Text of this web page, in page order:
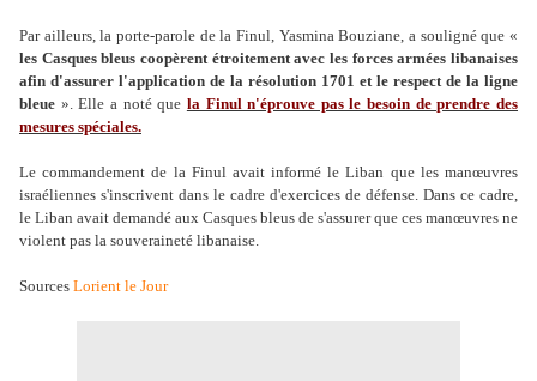
Par ailleurs, la porte-parole de la Finul, Yasmina Bouziane, a souligné que «
les Casques bleus coopèrent étroitement avec les forces armées libanaises
afin d'assurer l'application de la résolution 1701 et le respect de la ligne
bleue ». Elle a noté que la Finul n'éprouve pas le besoin de prendre des
mesures spéciales.
Le commandement de la Finul avait informé le Liban que les manœuvres
israéliennes s'inscrivent dans le cadre d'exercices de défense. Dans ce cadre,
le Liban avait demandé aux Casques bleus de s'assurer que ces manœuvres ne
violent pas la souveraineté libanaise.
Sources Lorient le Jour